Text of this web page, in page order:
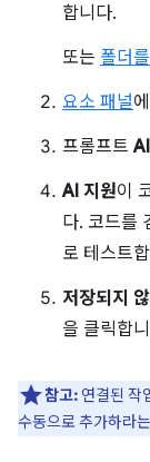
합니다.
또는 폴더
요소 패널
프롬프트
AI 지원이
다. 코드를
로 테스트
저장되지
을 클릭합
참고: 연결된 작
수동으로 추가하라